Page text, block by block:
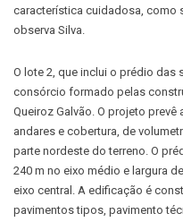
característica cuidadosa, como
observa Silva.
O lote 2, que inclui o prédio das
consórcio formado pelas
Queiroz Galvão. O projeto
andares e cobertura, de
parte nordeste do terreno. O
240 m no eixo médio e largura
eixo central. A edificação é
pavimentos tipos, pavimento